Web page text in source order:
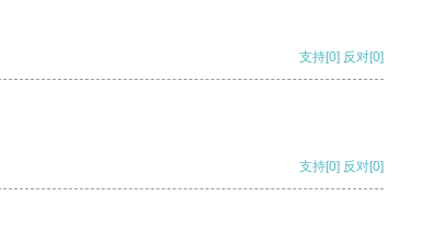
支持[0] 反对[0]
支持[0] 反对[0]